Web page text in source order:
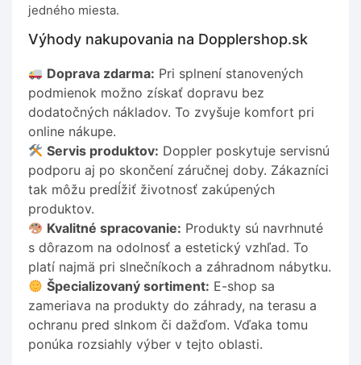
jedného miesta.
Výhody nakupovania na Dopplershop.sk
Doprava zdarma: Pri splnení stanovených
podmienok možno získať dopravu bez
dodatočných nákladov. To zvyšuje komfort pri
online nákupe.
Servis produktov: Doppler poskytuje servisnú
podporu aj po skončení záručnej doby. Zákazníci
tak môžu predĺžiť životnosť zakúpených
produktov.
Kvalitné spracovanie: Produkty sú navrhnuté
s dôrazom na odolnosť a estetický vzhľad. To
platí najmä pri slnečníkoch a záhradnom nábytku.
Špecializovaný sortiment: E-shop sa
zameriava na produkty do záhrady, na terasu a
ochranu pred slnkom či dažďom. Vďaka tomu
ponúka rozsiahly výber v tejto oblasti.